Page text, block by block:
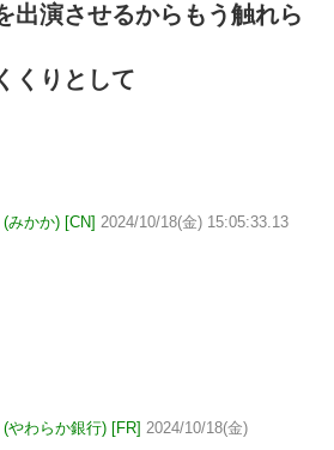
出演させるからもう触れら
くりとして
みかか) [CN] 2024/10/18(金) 15:05:33.13
やわらか銀行) [FR] 2024/10/18(金)